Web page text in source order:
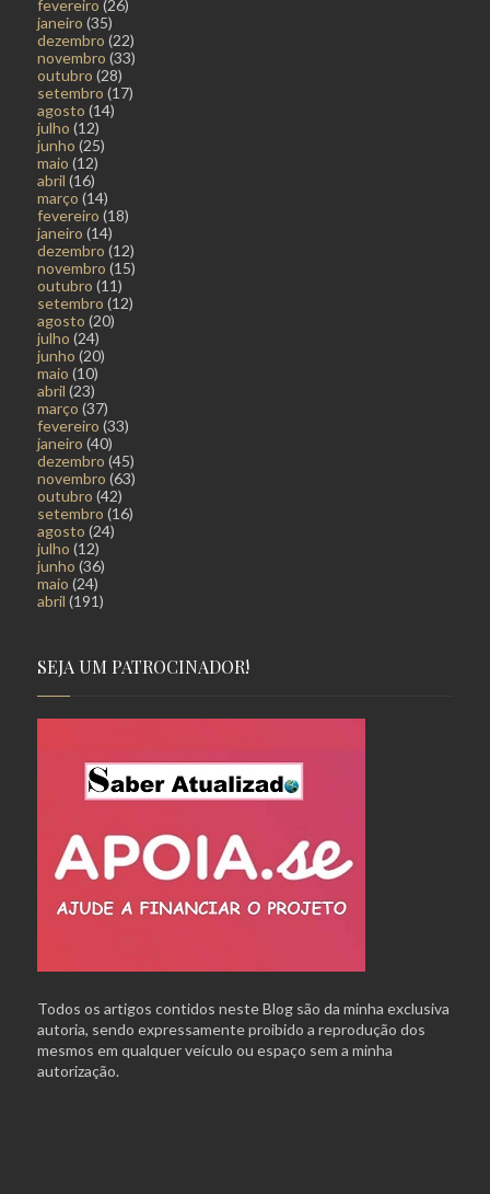
fevereiro (26)
janeiro (35)
dezembro (22)
novembro (33)
outubro (28)
setembro (17)
agosto (14)
julho (12)
junho (25)
maio (12)
abril (16)
março (14)
fevereiro (18)
janeiro (14)
dezembro (12)
novembro (15)
outubro (11)
setembro (12)
agosto (20)
julho (24)
junho (20)
maio (10)
abril (23)
março (37)
fevereiro (33)
janeiro (40)
dezembro (45)
novembro (63)
outubro (42)
setembro (16)
agosto (24)
julho (12)
junho (36)
maio (24)
abril (191)
SEJA UM PATROCINADOR!
Todos os artigos contidos neste Blog são da minha exclusiva
autoria, sendo expressamente proibido a reprodução dos
mesmos em qualquer veículo ou espaço sem a minha
autorização.